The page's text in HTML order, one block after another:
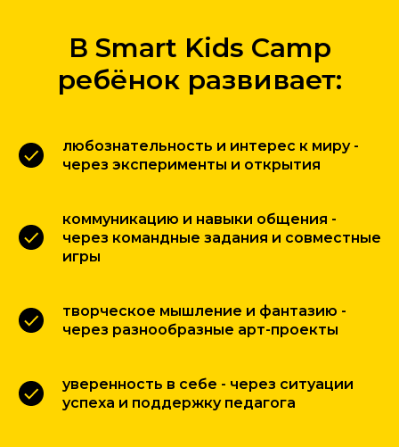
В Smart Kids Camp
ребёнок развивает:
любознательность и интерес к миру -
через эксперименты и открытия
коммуникацию и навыки общения -
через командные задания и совместные
игры
творческое мышление и фантазию -
через разнообразные арт-проекты
уверенность в себе - через ситуации
успеха и поддержку педагога